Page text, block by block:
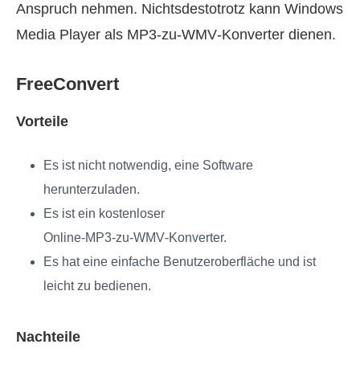
Anspruch nehmen. Nichtsdestotrotz kann Windows
Media Player als MP3‑zu‑WMV‑Konverter dienen.
FreeConvert
Vorteile
Es ist nicht notwendig, eine Software
herunterzuladen.
Es ist ein kostenloser
Online‑MP3‑zu‑WMV‑Konverter.
Es hat eine einfache Benutzeroberfläche und ist
leicht zu bedienen.
Nachteile